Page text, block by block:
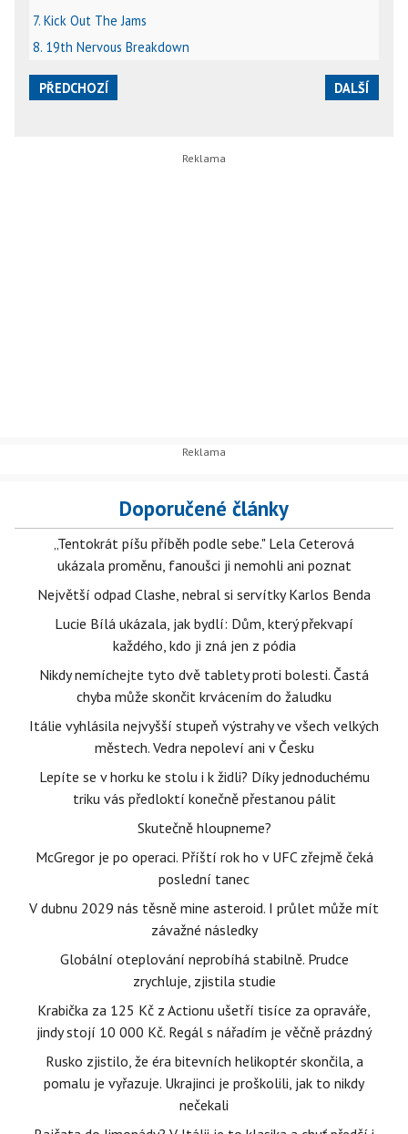
7. Kick Out The Jams
8. 19th Nervous Breakdown
PŘEDCHOZÍ DALŠÍ
Doporučené články
„Tentokrát píšu příběh podle sebe." Lela Ceterová
ukázala proměnu, fanoušci ji nemohli ani poznat
Největší odpad Clashe, nebral si servítky Karlos Benda
Lucie Bílá ukázala, jak bydlí: Dům, který překvapí
každého, kdo ji zná jen z pódia
Nikdy nemíchejte tyto dvě tablety proti bolesti. Častá
chyba může skončit krvácením do žaludku
Itálie vyhlásila nejvyšší stupeň výstrahy ve všech velkých
městech. Vedra nepoleví ani v Česku
Lepíte se v horku ke stolu i k židli? Díky jednoduchému
triku vás předloktí konečně přestanou pálit
Skutečně hloupneme?
McGregor je po operaci. Příští rok ho v UFC zřejmě čeká
poslední tanec
V dubnu 2029 nás těsně mine asteroid. I průlet může mít
závažné následky
Globální oteplování neprobíhá stabilně. Prudce
zrychluje, zjistila studie
Krabička za 125 Kč z Actionu ušetří tisíce za opraváře,
jindy stojí 10 000 Kč. Regál s nářadím je věčně prázdný
Rusko zjistilo, že éra bitevních helikoptér skončila, a
pomalu je vyřazuje. Ukrajinci je proškolili, jak to nikdy
nečekali